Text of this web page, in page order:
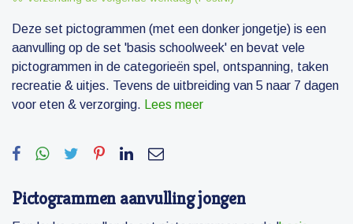
Deze set pictogrammen (met een donker jongetje) is een
aanvulling op de set 'basis schoolweek' en bevat vele
pictogrammen in de categorieën spel, ontspanning, taken
recreatie & uitjes. Tevens de uitbreiding van 5 naar 7 dagen
voor eten & verzorging. Lees meer
Pictogrammen aanvulling jongen